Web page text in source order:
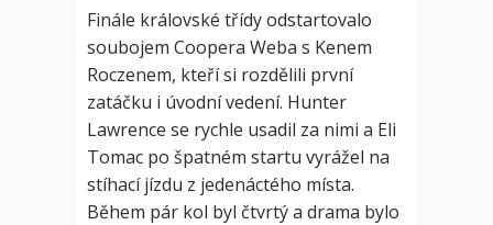
Finále královské třídy odstartovalo
soubojem Coopera Weba s Kenem
Roczenem, kteří si rozdělili první
zatáčku i úvodní vedení. Hunter
Lawrence se rychle usadil za nimi a Eli
Tomac po špatném startu vyrážel na
stíhací jízdu z jedenáctého místa.
Během pár kol byl čtvrtý a drama bylo